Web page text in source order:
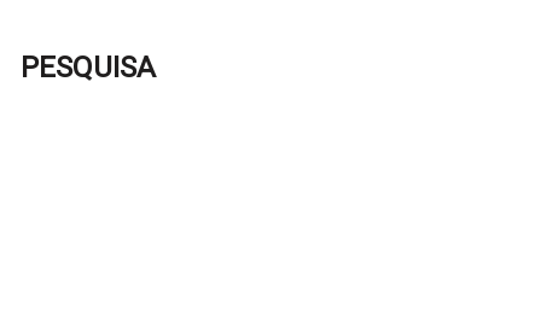
PESQUISA